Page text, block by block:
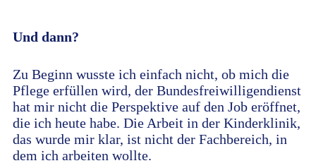
Und dann?
Zu Beginn wusste ich einfach nicht, ob mich die
Pflege erfüllen wird, der Bundesfreiwilligendienst
hat mir nicht die Perspektive auf den Job eröffnet,
die ich heute habe. Die Arbeit in der Kinderklinik,
das wurde mir klar, ist nicht der Fachbereich, in
dem ich arbeiten wollte.